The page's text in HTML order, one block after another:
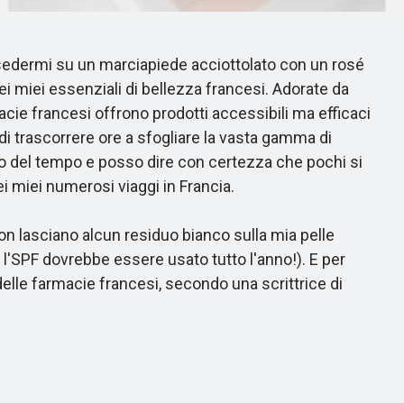
su un marciapiede acciottolato con un rosé
miei essenziali di bellezza francesi. Adorate da
francesi offrono prodotti accessibili ma efficaci
trascorrere ore a sfogliare la vasta gamma di
del tempo e posso dire con certezza che pochi si
miei numerosi viaggi in Francia.
lasciano alcun residuo bianco sulla mia pelle
dovrebbe essere usato tutto l'anno!). E per
farmacie francesi, secondo una scrittrice di